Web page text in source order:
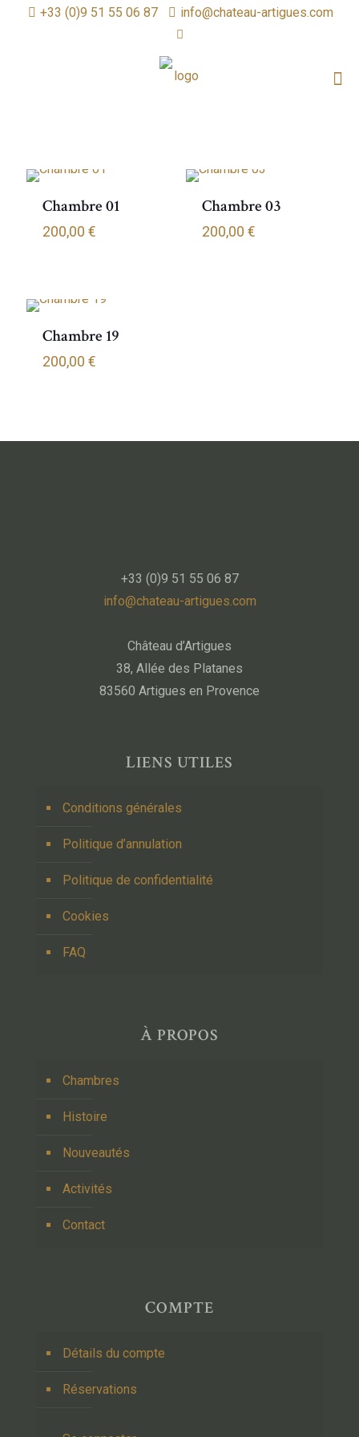
+33 (0)9 51 55 06 87 info@chateau-artigues.com
Chambre 01
200,00 €
Chambre 03
200,00 €
Chambre 19
200,00 €
+33 (0)9 51 55 06 87
info@chateau-artigues.com
Château d’Artigues
38, Allée des Platanes
83560 Artigues en Provence
LIENS UTILES
Conditions générales
Politique d’annulation
Politique de confidentialité
Cookies
FAQ
À PROPOS
Chambres
Histoire
Nouveautés
Activités
Contact
COMPTE
Détails du compte
Réservations